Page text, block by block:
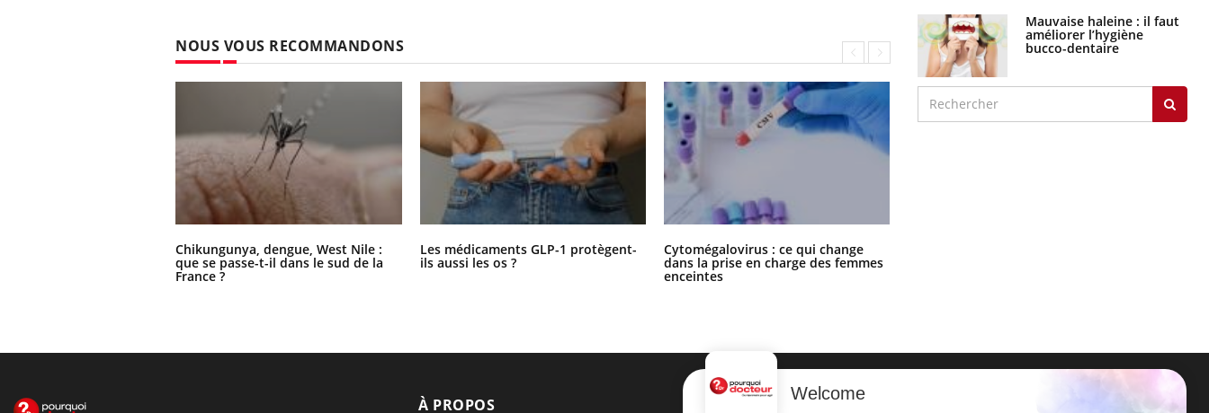
NOUS VOUS RECOMMANDONS
Chikungunya, dengue, West Nile :
que se passe-t-il dans le sud de la
France ?
Les médicaments GLP-1 protègent-
ils aussi les os ?
Cytomégalovirus : ce qui change
dans la prise en charge des femmes
enceintes
Mauvaise haleine : il faut
améliorer l’hygiène
bucco-dentaire
À PROPOS NEWSLETTER
Welcome